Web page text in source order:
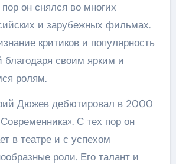
он снялся во многих
и зарубежных фильмах.
критиков и популярность
благодаря своим ярким и
ролям.
Дюжев дебютировал в 2000
С тех пор он
в театре и с успехом
роли. Его талант и